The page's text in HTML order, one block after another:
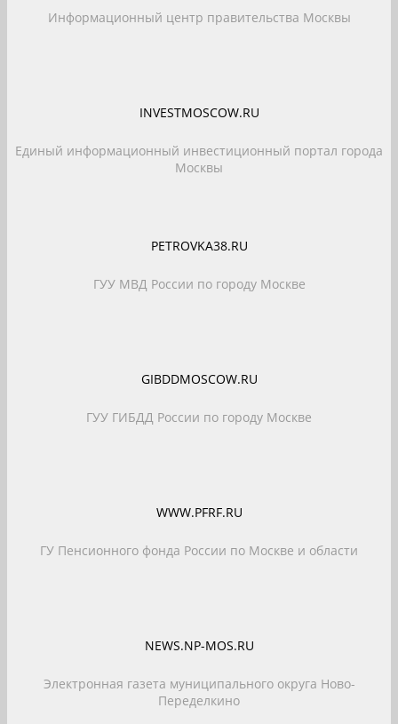
Информационный центр правительства Москвы
INVESTMOSCOW.RU
Единый информационный инвестиционный портал города
Москвы
PETROVKA38.RU
ГУУ МВД России по городу Москве
GIBDDMOSCOW.RU
ГУУ ГИБДД России по городу Москве
WWW.PFRF.RU
ГУ Пенсионного фонда России по Москве и области
NEWS.NP-MOS.RU
Электронная газета муниципального округа Ново-
Переделкино